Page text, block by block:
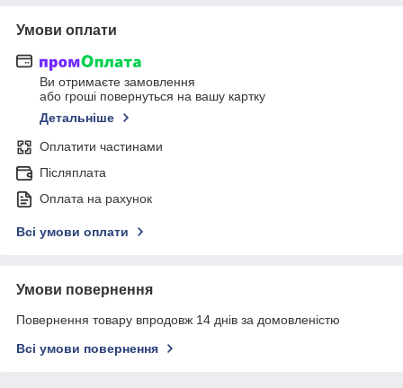
Умови оплати
Ви отримаєте замовлення
або гроші повернуться на вашу картку
Детальніше
Оплатити частинами
Післяплата
Оплата на рахунок
Всі умови оплати
Умови повернення
Повернення товару впродовж 14 днів за домовленістю
Всі умови повернення